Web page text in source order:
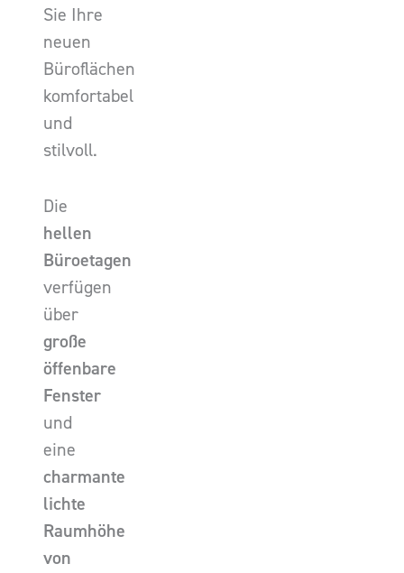
Sie Ihre
neuen
Büroflächen
komfortabel
und
stilvoll.
Die
hellen
Büroetagen
verfügen
über
große
öffenbare
Fenster
und
eine
charmante
lichte
Raumhöhe
von